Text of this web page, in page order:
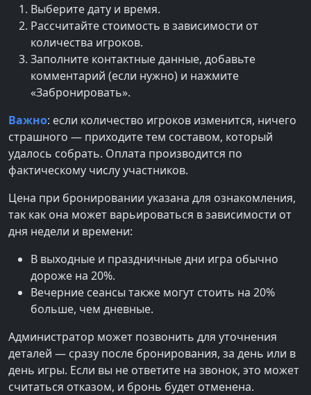
Выберите дату и время.
Рассчитайте стоимость в зависимости от
количества игроков.
Заполните контактные данные, добавьте
комментарий (если нужно) и нажмите
«Забронировать».
Важно: если количество игроков изменится, ничего
страшного — приходите тем составом, который
удалось собрать. Оплата производится по
фактическому числу участников.
Цена при бронировании указана для ознакомления,
так как она может варьироваться в зависимости от
дня недели и времени:
В выходные и праздничные дни игра обычно
дороже на 20%.
Вечерние сеансы также могут стоить на 20%
больше, чем дневные.
Администратор может позвонить для уточнения
деталей — сразу после бронирования, за день или в
день игры. Если вы не ответите на звонок, это может
считаться отказом, и бронь будет отменена.